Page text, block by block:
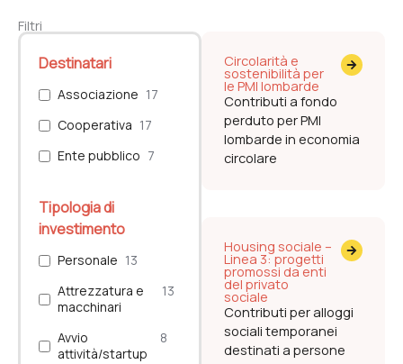
Filtri
Destinatari
Associazione 17
Cooperativa 17
Ente pubblico 7
Tipologia di
investimento
Personale 13
Attrezzatura e
macchinari
13
Avvio
attività/startup
8
Circolarità e
sostenibilità per
le PMI lombarde
Contributi a fondo
perduto per PMI
lombarde in economia
circolare
Housing sociale –
Linea 3: progetti
promossi da enti
del privato
sociale
Contributi per alloggi
sociali temporanei
destinati a persone